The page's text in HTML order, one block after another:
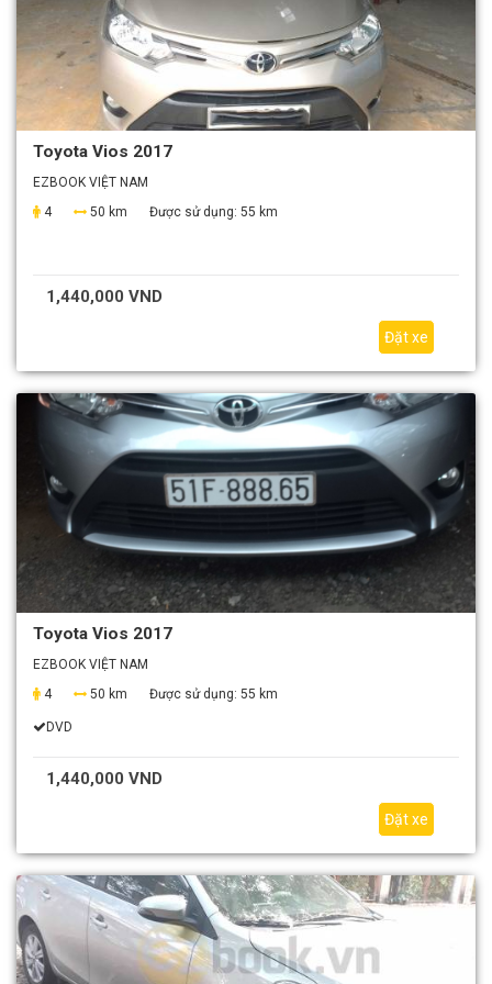
Toyota Vios 2017
EZBOOK VIỆT NAM
4
50 km Được sử dụng: 55 km
1,440,000 VND
Đặt xe
Toyota Vios 2017
EZBOOK VIỆT NAM
4
50 km Được sử dụng: 55 km
DVD
1,440,000 VND
Đặt xe